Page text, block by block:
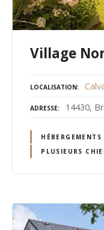
Village
LOCALISATION
ADRESSE 14430,
PLUSIEURS